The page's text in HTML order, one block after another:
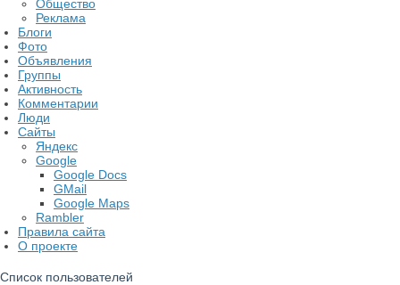
Общество
Реклама
Блоги
Фото
Объявления
Группы
Активность
Комментарии
Люди
Сайты
Яндекс
Google
Google Docs
GMail
Google Maps
Rambler
Правила сайта
О проекте
Список пользователей